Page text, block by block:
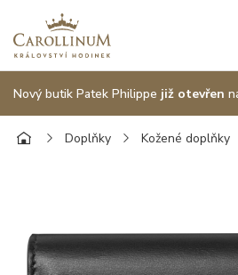
Nový butik Patek Philippe již otevřen
Doplňky Kožené doplňky